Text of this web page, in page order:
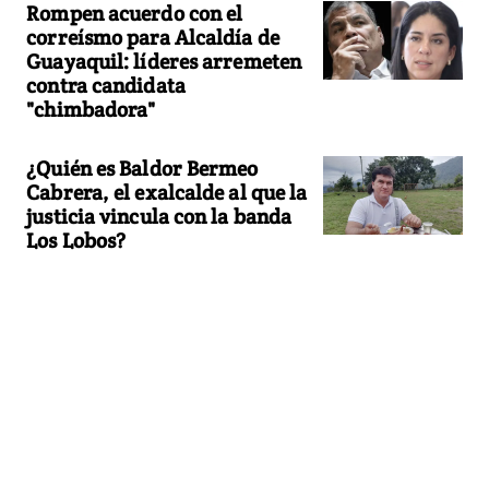
Rompen acuerdo con el
correísmo para Alcaldía de
Guayaquil: líderes arremeten
contra candidata
"chimbadora"
¿Quién es Baldor Bermeo
Cabrera, el exalcalde al que la
justicia vincula con la banda
Los Lobos?